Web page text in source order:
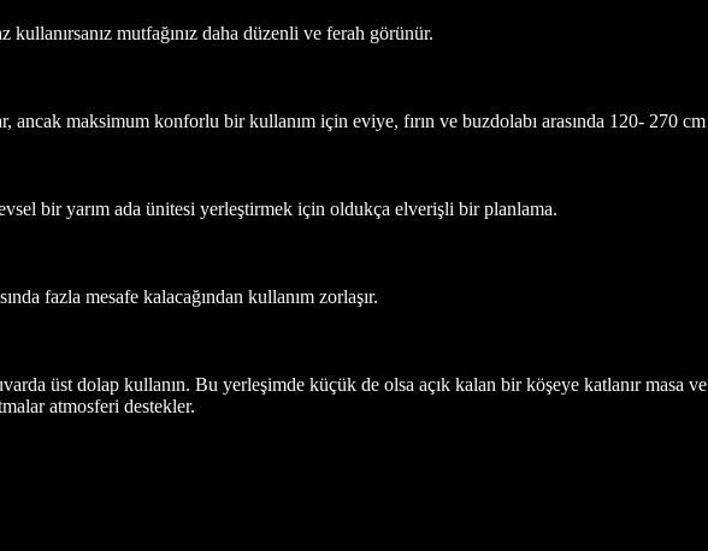
mutfağınız daha düzenli ve ferah görünür.
ancak maksimum konforlu bir kullanım için eviye, fırın ve buzdolabı arasında 120- 270
bir yarım ada ünitesi yerleştirmek için oldukça elverişli bir planlama.
fazla mesafe kalacağından kullanım zorlaşır.
üst dolap kullanın. Bu yerleşimde küçük de olsa açık kalan bir köşeye katlanır masa
atmosferi destekler.